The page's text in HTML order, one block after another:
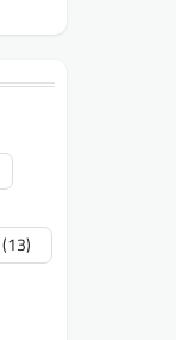
(13)